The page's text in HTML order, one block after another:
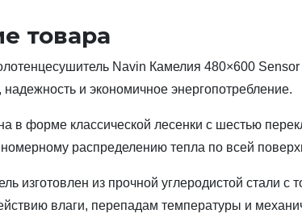
товара
Navin Камелия 480×600
и экономичное энергопотребление.
в форме классической лесенки с шестью
распределению тепла по всей
изготовлен из прочной углеродистой стали
влаги, перепадам температуры и